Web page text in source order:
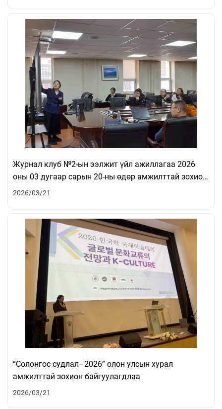
Журнал клуб №2-ын ээлжит үйл ажиллагаа 2026
оны 03 дугаар сарын 20-ны өдөр амжилттай зохион
байгуулагдлаа.
2026/03/21
“Солонгос судлал–2026” олон улсын хурал
амжилттай зохион байгуулагдлаа
2026/03/21